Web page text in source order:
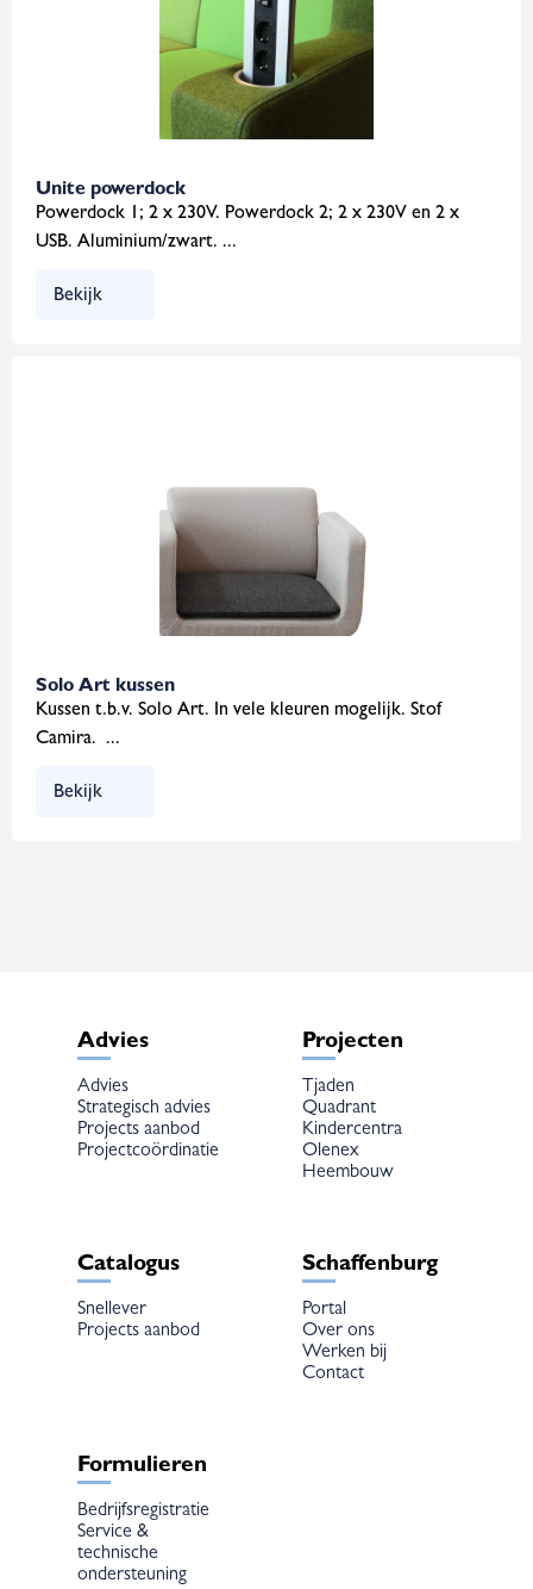
Unite powerdock
Powerdock 1; 2 x 230V. Powerdock 2; 2 x 230V en 2 x
USB. Aluminium/zwart. ...
Bekijk
Solo Art kussen
Kussen t.b.v. Solo Art. In vele kleuren mogelijk. Stof
Camira. ...
Bekijk
Advies
Advies
Strategisch advies
Projects aanbod
Projectcoördinatie
Projecten
Tjaden
Quadrant
Kindercentra
Olenex
Heembouw
Catalogus
Snellever
Projects aanbod
Schaffenburg
Portal
Over ons
Werken bij
Contact
Formulieren
Bedrijfsregistratie
Service &
technische
ondersteuning